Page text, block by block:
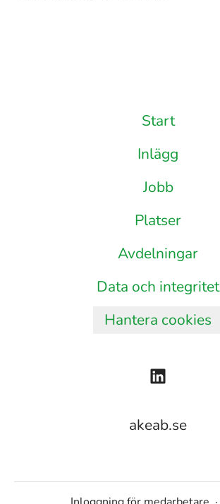
Start
Inlägg
Jobb
Platser
Avdelningar
Data och integritet
Hantera cookies
akeab.se